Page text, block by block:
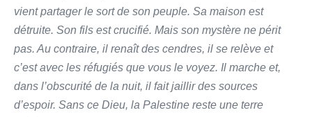
vient partager le sort de son peuple. Sa maison est
détruite. Son fils est crucifié. Mais son mystère ne périt
pas. Au contraire, il renaît des cendres, il se relève et
c’est avec les réfugiés que vous le voyez. Il marche et,
dans l’obscurité de la nuit, il fait jaillir des sources
d’espoir. Sans ce Dieu, la Palestine reste une terre